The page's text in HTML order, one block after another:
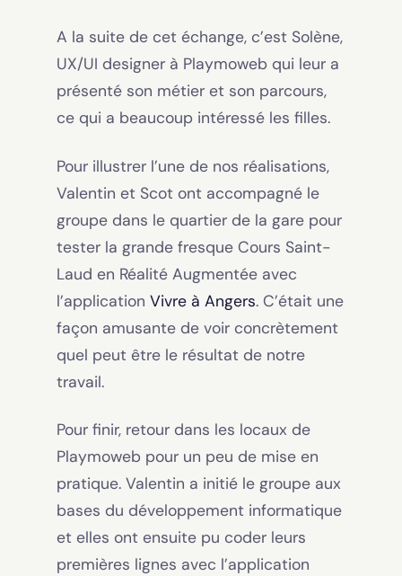
A la suite de cet échange, c’est Solène,
UX/UI designer à Playmoweb qui leur a
présenté son métier et son parcours,
ce qui a beaucoup intéressé les filles.
Pour illustrer l’une de nos réalisations,
Valentin et Scot ont accompagné le
groupe dans le quartier de la gare pour
tester la grande fresque Cours Saint-
Laud en Réalité Augmentée avec
l’application Vivre à Angers. C’était une
façon amusante de voir concrètement
quel peut être le résultat de notre
travail.
Pour finir, retour dans les locaux de
Playmoweb pour un peu de mise en
pratique. Valentin a initié le groupe aux
bases du développement informatique
et elles ont ensuite pu coder leurs
premières lignes avec l’application